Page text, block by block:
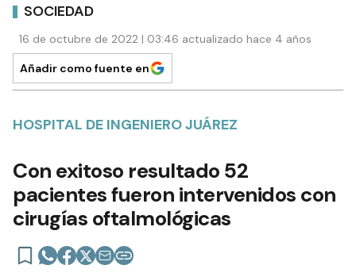
SOCIEDAD
16 de octubre de 2022 | 03:46 actualizado hace 4 años
Añadir como fuente en
HOSPITAL DE INGENIERO JUÁREZ
Con exitoso resultado 52
pacientes fueron intervenidos con
cirugías oftalmológicas